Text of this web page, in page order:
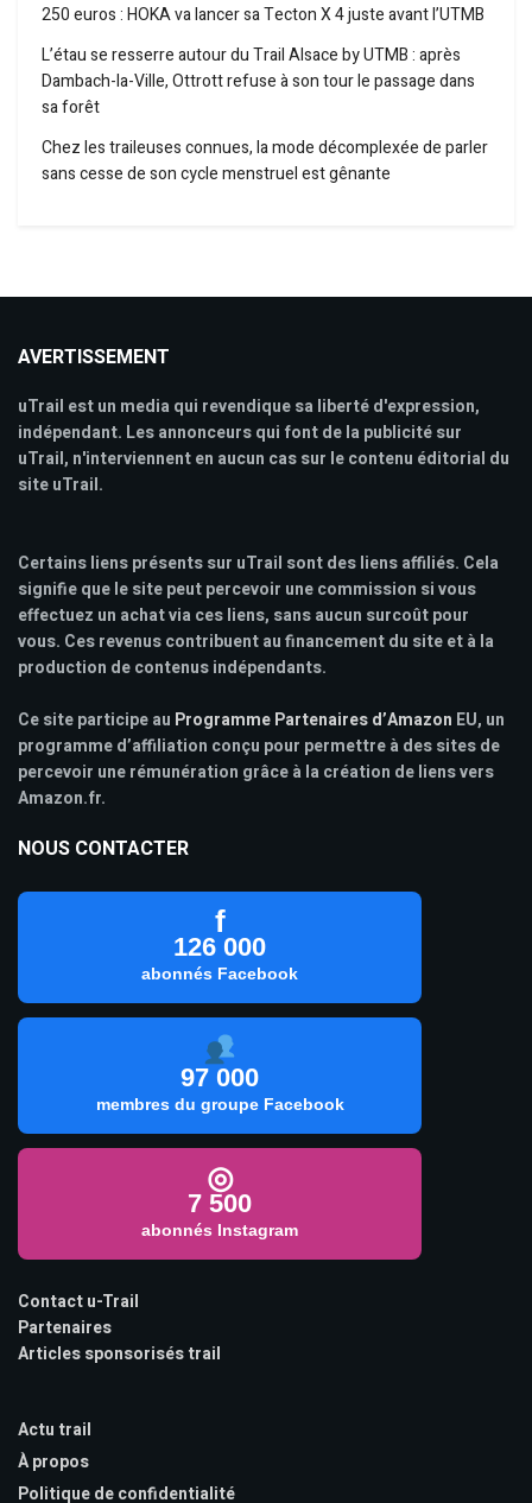
250 euros : HOKA va lancer sa Tecton X 4 juste avant l’UTMB
L’étau se resserre autour du Trail Alsace by UTMB : après
Dambach-la-Ville, Ottrott refuse à son tour le passage dans
sa forêt
Chez les traileuses connues, la mode décomplexée de parler
sans cesse de son cycle menstruel est gênante
AVERTISSEMENT
uTrail est un media qui revendique sa liberté d'expression,
indépendant. Les annonceurs qui font de la publicité sur
uTrail, n'interviennent en aucun cas sur le contenu éditorial du
site uTrail.
Certains liens présents sur uTrail sont des liens affiliés. Cela
signifie que le site peut percevoir une commission si vous
effectuez un achat via ces liens, sans aucun surcoût pour
vous. Ces revenus contribuent au financement du site et à la
production de contenus indépendants.
Ce site participe au Programme Partenaires d’Amazon EU, un
programme d’affiliation conçu pour permettre à des sites de
percevoir une rémunération grâce à la création de liens vers
Amazon.fr.
NOUS CONTACTER
f
126 000
abonnés Facebook
97 000
membres du groupe Facebook
◎
7 500
abonnés Instagram
Contact u-Trail
Partenaires
Articles sponsorisés trail
Actu trail
À propos
Politique de confidentialité